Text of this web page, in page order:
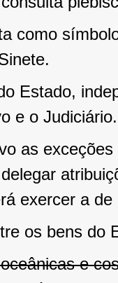
como
Estado,
e o Judiciário.
as
exercer a de
os bens do
e